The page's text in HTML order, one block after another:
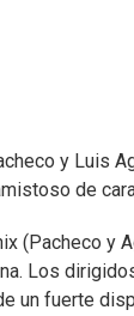
y Luis
de
(Pacheco y
Los
un fuerte